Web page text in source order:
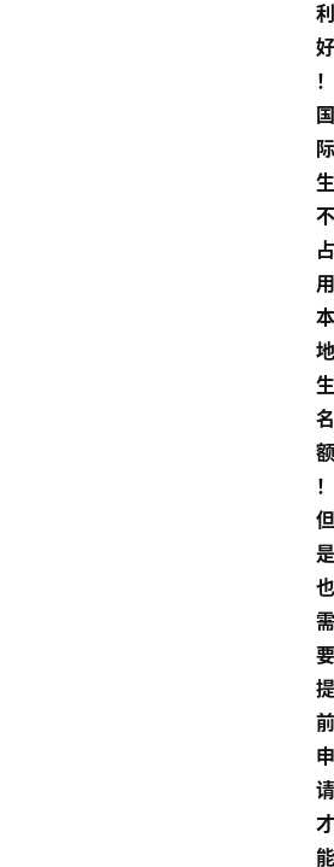
利
好
！
国
际
生
不
占
用
本
地
生
名
额
！
但
是
也
需
要
提
前
申
请
才
能